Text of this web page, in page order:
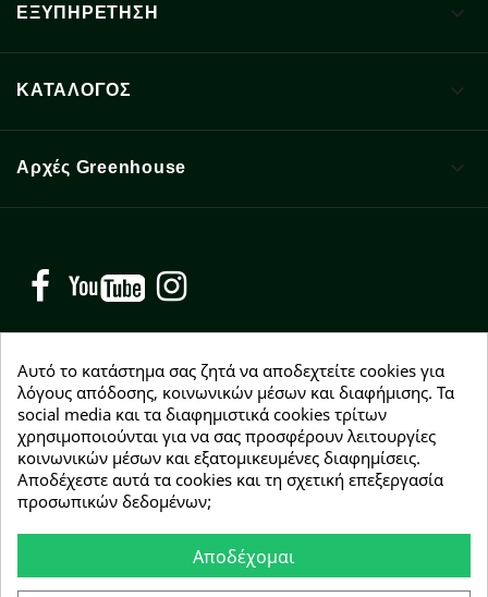
ΕΞΥΠΗΡΕΤΗΣΗ 
ΚΑΤΑΛΟΓΟΣ 
Αρχές Greenhouse 
Facebook YouTube
NEWSLETTER
Εγγραφείτε δωρεάν και θα είστε οι πρώτοι που θα
λάβετε τα νέα μας γύρω από προσφορές, εκπτώσεις
και νέα προϊόντα.
Συμφωνώ με τουςόρους χρήσης
Αυτό το κατάστημα σας ζητά να αποδεχτείτε cookies για
λόγους απόδοσης, κοινωνικών μέσων και διαφήμισης. Τα
social media και τα διαφημιστικά cookies τρίτων
χρησιμοποιούνται για να σας προσφέρουν λειτουργίες
κοινωνικών μέσων και εξατομικευμένες διαφημίσεις.
Αποδέχεστε αυτά τα cookies και τη σχετική επεξεργασία
προσωπικών δεδομένων;
Αποδέχομαι